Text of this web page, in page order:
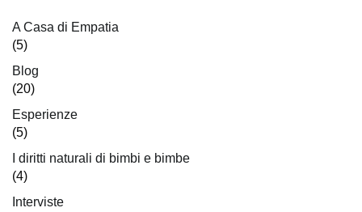
A Casa di Empatia
(5)
Blog
(20)
Esperienze
(5)
I diritti naturali di bimbi e bimbe
(4)
Interviste